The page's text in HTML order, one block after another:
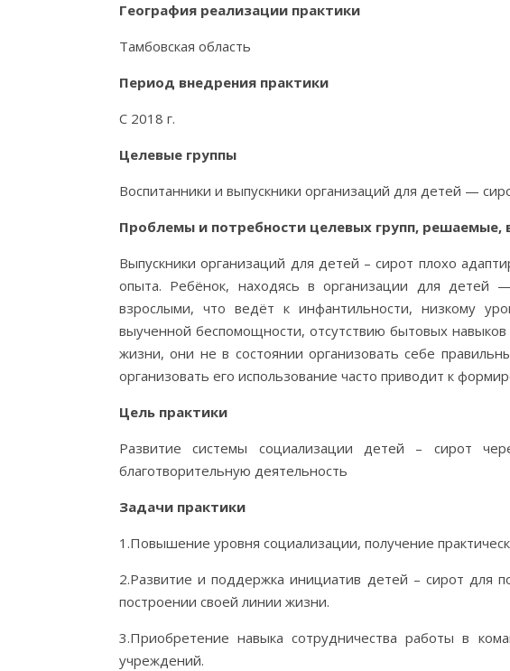
География реализации практики
Тамбовская область
Период внедрения практики
С 2018 г.
Целевые группы
Воспитанники и выпускники организаций для детей —
Проблемы и потребности целевых групп, решаемые,
Выпускники организаций для детей – сирот плохо
опыта. Ребёнок, находясь в организации для детей
взрослыми, что ведёт к инфантильности, низкому
выученной беспомощности, отсутствию бытовых
жизни, они не в состоянии организовать себе
организовать его использование часто приводит к
Цель практики
Развитие системы социализации детей – сирот
благотворительную деятельность
Задачи практики
1.Повышение уровня социализации, получение
2.Развитие и поддержка инициатив детей – сирот для
построении своей линии жизни.
3.Приобретение навыка сотрудничества работы в
учреждений.